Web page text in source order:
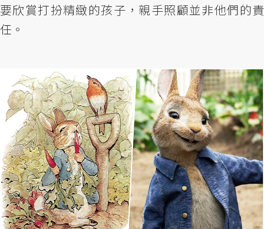
要欣賞打扮精緻的孩子，親手照顧並非他們的責
任。